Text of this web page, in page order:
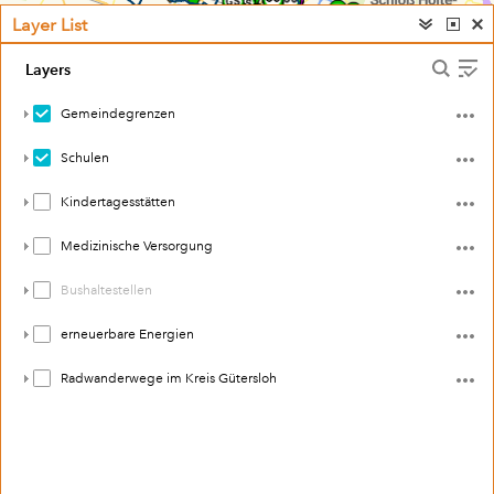
Layer List
Layers
Gemeindegrenzen
Schulen
Kindertagesstätten
Medizinische Versorgung
Bushaltestellen
erneuerbare Energien
Radwanderwege im Kreis Gütersloh